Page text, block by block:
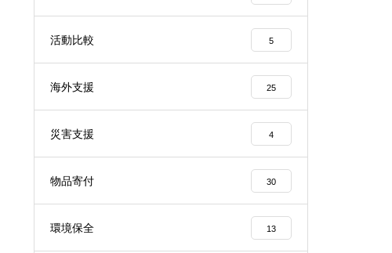
活動比較 5
海外支援 25
災害支援 4
物品寄付 30
環境保全 13